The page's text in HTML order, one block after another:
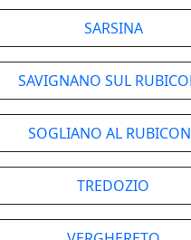
SARSINA
SAVIGNANO SUL
SOGLIANO AL
TREDOZIO